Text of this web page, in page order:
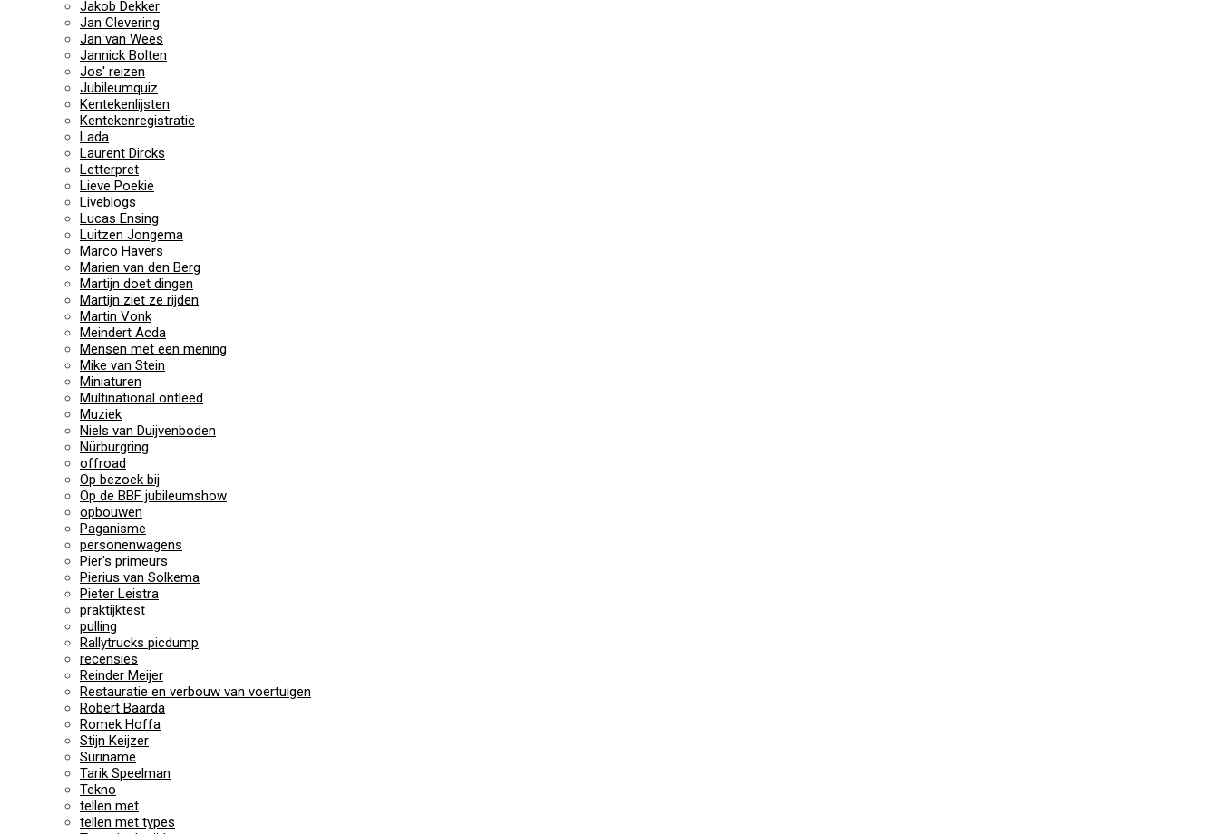
Jakob Dekker
Jan Clevering
Jan van Wees
Jannick Bolten
Jos' reizen
Jubileumquiz
Kentekenlijsten
Kentekenregistratie
Lada
Laurent Dircks
Letterpret
Lieve Poekie
Liveblogs
Lucas Ensing
Luitzen Jongema
Marco Havers
Marien van den Berg
Martijn doet dingen
Martijn ziet ze rijden
Martin Vonk
Meindert Acda
Mensen met een mening
Mike van Stein
Miniaturen
Multinational ontleed
Muziek
Niels van Duijvenboden
Nürburgring
offroad
Op bezoek bij
Op de BBF jubileumshow
opbouwen
Paganisme
personenwagens
Pier's primeurs
Pierius van Solkema
Pieter Leistra
praktijktest
pulling
Rallytrucks picdump
recensies
Reinder Meijer
Restauratie en verbouw van voertuigen
Robert Baarda
Romek Hoffa
Stijn Keijzer
Suriname
Tarik Speelman
Tekno
tellen met
tellen met types